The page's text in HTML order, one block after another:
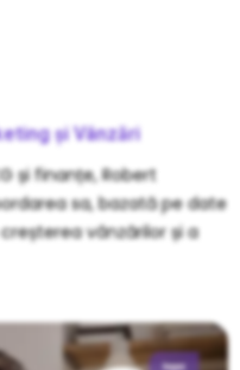
și Vânzări
și finanțe, Robert
sa, bazată pe date
vânzărilor și a